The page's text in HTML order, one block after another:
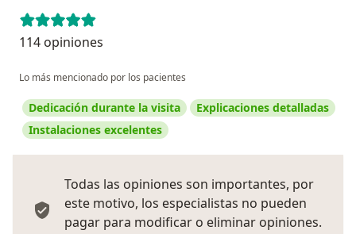
114 opiniones
Lo más mencionado por los pacientes
Dedicación durante la visita
Explicaciones detalladas
Instalaciones excelentes
Todas las opiniones son importantes, por
este motivo, los especialistas no pueden
pagar para modificar o eliminar opiniones.